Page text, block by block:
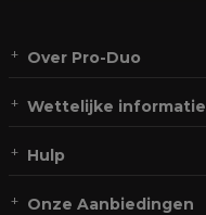
Over Pro-Duo
Wettelijke informatie
Hulp
Onze Aanbiedingen